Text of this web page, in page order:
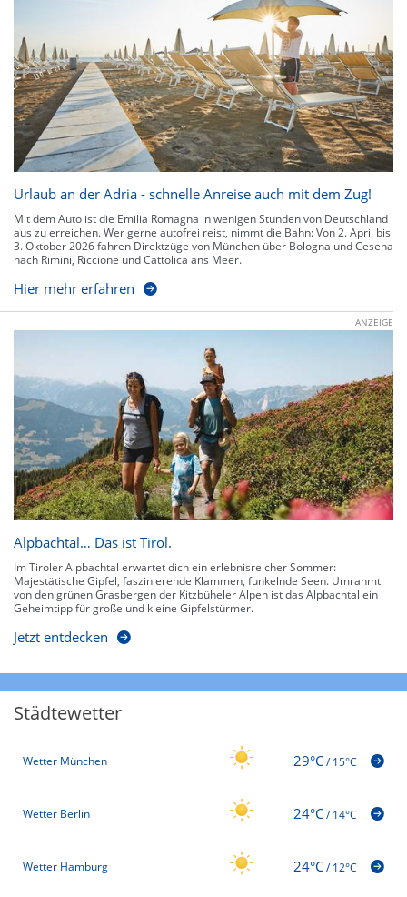
Urlaub an der Adria - schnelle Anreise auch mit dem Zug!
Mit dem Auto ist die Emilia Romagna in wenigen Stunden von Deutschland
aus zu erreichen. Wer gerne autofrei reist, nimmt die Bahn: Von 2. April bis
3. Oktober 2026 fahren Direktzüge von München über Bologna und Cesena
nach Rimini, Riccione und Cattolica ans Meer.
Hier mehr erfahren
ANZEIGE
Alpbachtal… Das ist Tirol.
Im Tiroler Alpbachtal erwartet dich ein erlebnisreicher Sommer:
Majestätische Gipfel, faszinierende Klammen, funkelnde Seen. Umrahmt
von den grünen Grasbergen der Kitzbüheler Alpen ist das Alpbachtal ein
Geheimtipp für große und kleine Gipfelstürmer.
Jetzt entdecken
Städtewetter
Wetter München 29°C/15°C
Wetter Berlin 24°C/14°C
Wetter Hamburg 24°C/12°C